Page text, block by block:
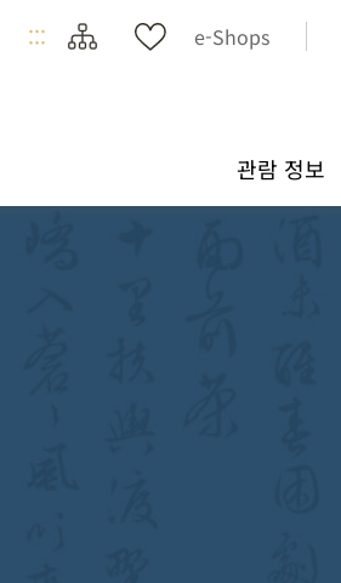
::: e-Shops
관람 정보